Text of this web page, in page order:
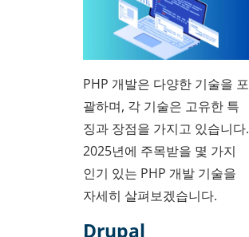
PHP 개발은 다양한 기술을 포
괄하며, 각 기술은 고유한 특
징과 장점을 가지고 있습니다.
2025년에 주목받을 몇 가지
인기 있는 PHP 개발 기술을
자세히 살펴보겠습니다.
Drupal